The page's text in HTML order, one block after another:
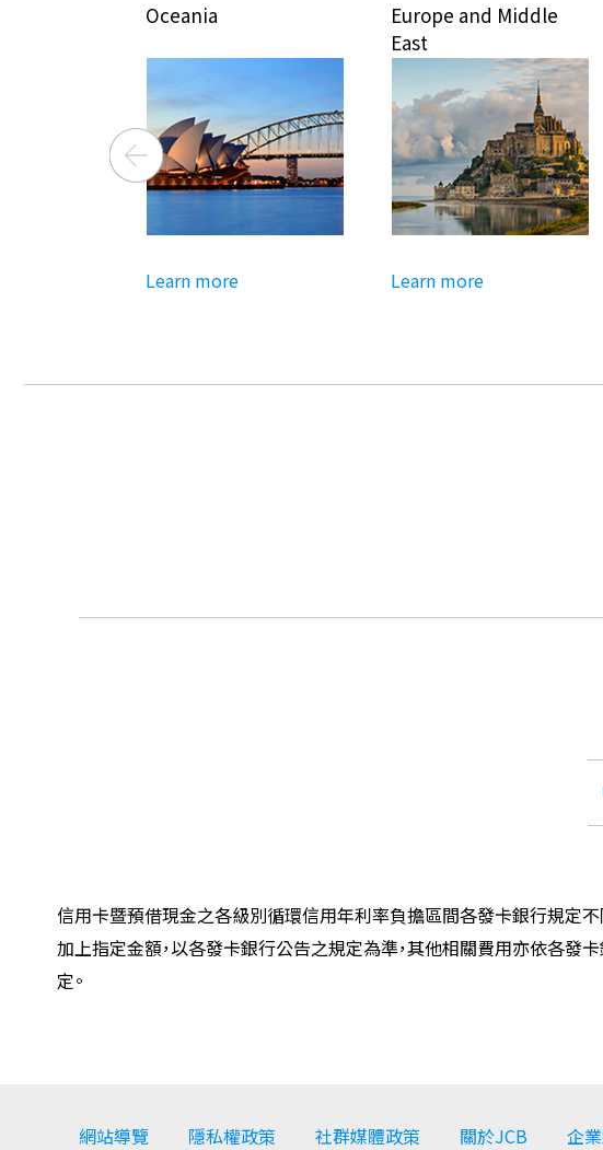
Learn more
Europe and Middle
Learn more
East
信用卡暨預借現金之各級別循環信用年利率負擔區間各發卡銀行規定
加上指定金額，以各發卡銀行公告之規定為準，其他相關費用亦依各
定。
網站導覽 隱私權政策 社群媒體政策 關於JCB 企